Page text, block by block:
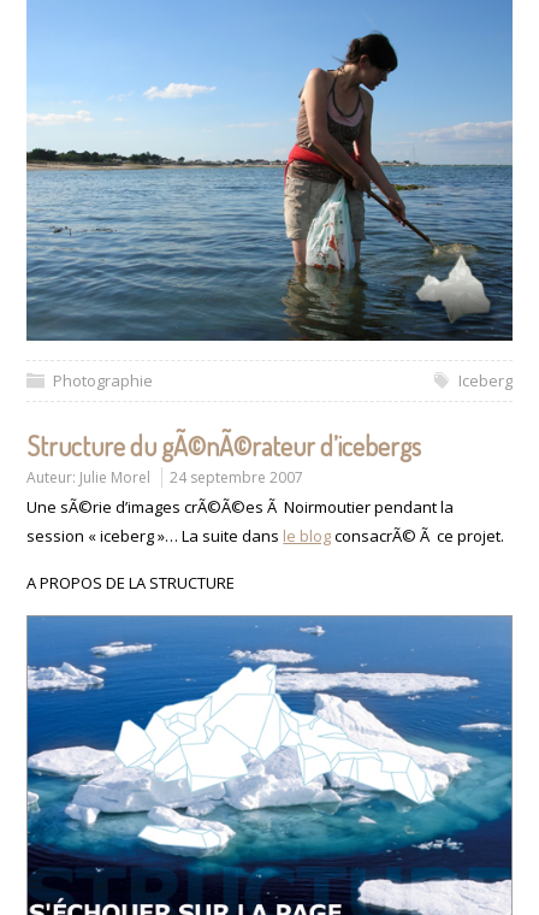
Photographie Iceberg
Structure du gÃ©nÃ©rateur d’icebergs
Auteur: Julie Morel 24 septembre 2007
Une sÃ©rie d’images crÃ©Ã©es Ã Noirmoutier pendant la
session « iceberg »… La suite dans le blogconsacrÃ© Ã ce projet.
A PROPOS DE LA STRUCTURE